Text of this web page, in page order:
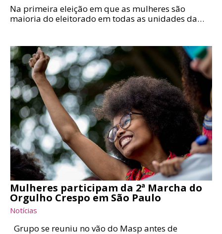
Na primeira eleição em que as mulheres são
maioria do eleitorado em todas as unidades da…
Mulheres participam da 2ª Marcha do
Orgulho Crespo em São Paulo
Notícias
Grupo se reuniu no vão do Masp antes de